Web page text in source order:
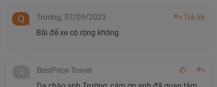
Trường, 07/09/2023
Trả lời
Bãi để xe có rộng không
BestPrice Travel